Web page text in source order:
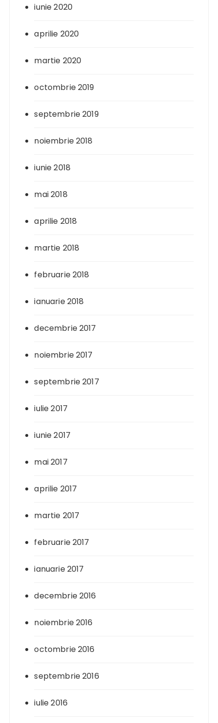
iunie 2020
aprilie 2020
martie 2020
octombrie 2019
septembrie 2019
noiembrie 2018
iunie 2018
mai 2018
aprilie 2018
martie 2018
februarie 2018
ianuarie 2018
decembrie 2017
noiembrie 2017
septembrie 2017
iulie 2017
iunie 2017
mai 2017
aprilie 2017
martie 2017
februarie 2017
ianuarie 2017
decembrie 2016
noiembrie 2016
octombrie 2016
septembrie 2016
iulie 2016